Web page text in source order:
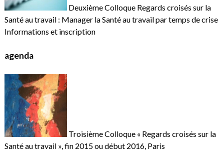
Deuxième Colloque Regards croisés sur la
Santé au travail : Manager la Santé au travail par temps de crise
Informations et inscription
agenda
Troisième Colloque « Regards croisés sur la
Santé au travail », fin 2015 ou début 2016, Paris